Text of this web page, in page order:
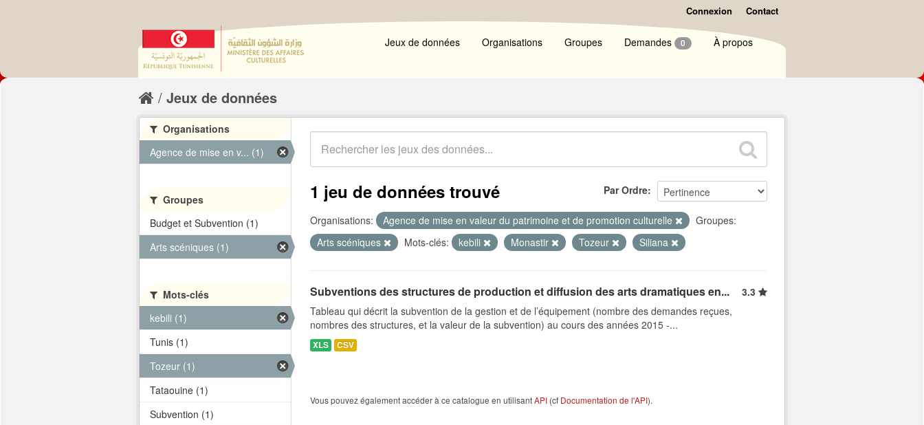
Connexion Contact
Jeux de données Organisations Groupes Demandes 0 À propos
Jeux de données
Par Ordre
1 jeu de données trouvé
Organisations: Agence de mise en valeur du patrimoine et de promotion culturelle
Groupes:
Arts scéniques
Mots-clés: kebili Monastir Tozeur Siliana
Subventions des structures de production et diffusion des arts dramatiques en...
3.3
Tableau qui décrit la subvention de la gestion et de l’équipement (nombre des demandes reçues,
nombres des structures, et la valeur de la subvention) au cours des années 2015 -...
XLS CSV
Vous pouvez également accéder à ce catalogue en utilisantAPI (cf Documentation de l'API).
Organisations
Agence de mise en v... (1)
Groupes
Budget et Subvention (1)
Arts scéniques (1)
Mots-clés
kebili (1)
Tunis (1)
Tozeur (1)
Tataouine (1)
Subvention (1)